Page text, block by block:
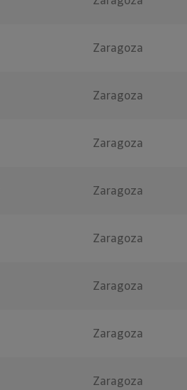
Zaragoza
Zaragoza
Zaragoza
Zaragoza
Zaragoza
Zaragoza
Zaragoza
Zaragoza